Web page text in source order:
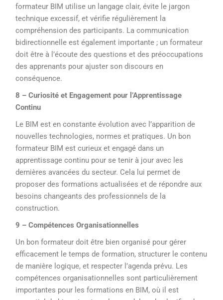
formateur BIM utilise un langage clair, évite le jargon
technique excessif, et vérifie régulièrement la
compréhension des participants. La communication
bidirectionnelle est également importante ; un formateur
doit être à l’écoute des questions et des préoccupations
des apprenants pour ajuster son discours en
conséquence.
8 – Curiosité et Engagement pour l’Apprentissage
Continu
Le BIM est en constante évolution avec l’apparition de
nouvelles technologies, normes et pratiques. Un bon
formateur BIM est curieux et engagé dans un
apprentissage continu pour se tenir à jour avec les
dernières avancées du secteur. Cela lui permet de
proposer des formations actualisées et de répondre aux
besoins changeants des professionnels de la
construction.
9 – Compétences Organisationnelles
Un bon formateur doit être bien organisé pour gérer
efficacement le temps de formation, structurer le contenu
de manière logique, et respecter l’agenda prévu. Les
compétences organisationnelles sont particulièrement
importantes pour les formations en BIM, où il est